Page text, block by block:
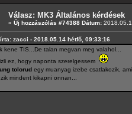
Válasz: MK3 Általános kérdések
« Új hozzászólás #74388 Dátum:
zacci - 2018.05.14 hétfő, 09:33:16
kene TIS...De talan megvan meg valahol...
ez, hogy naponta szerelgessem
tolorud egy muanyag izebe csatlakozik,
mindent kikapni onnan...